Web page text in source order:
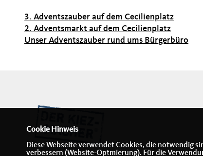
3. Adventszauber auf dem Cecilienplatz
2. Adventsmarkt auf dem Cecilienplatz
Unser Adventszauber rund ums Bürgerbüro
Cookie Hinweis
Diese Webseite verwendet Cookies, die notwendig
verbessern (Website-Optmierung). Für die